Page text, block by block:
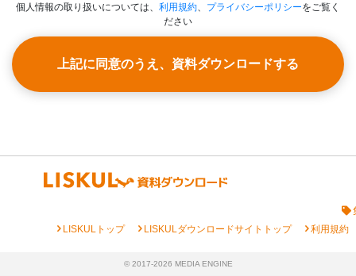
個人情報の取り扱いについては、 利用規約、 プライバシーポリシーをご覧く
ださい
上記に同意のうえ、資料ダウンロードする
chevron_rightLISKULトップ chevron_rightLISKULダウンロードサイトトップ chevron_right利用規約
© 2017-2026 MEDIA ENGINE